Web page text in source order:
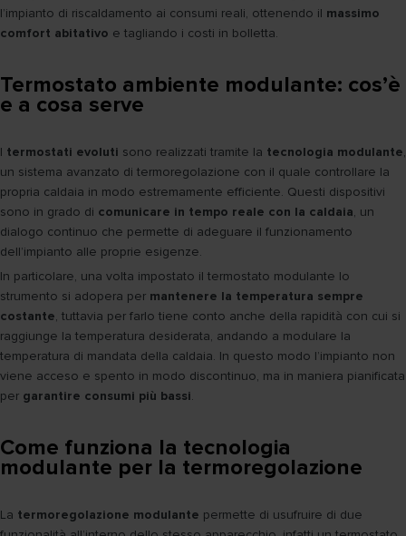
l’impianto di riscaldamento ai consumi reali, ottenendo il massimo
comfort abitativo e tagliando i costi in bolletta.
Termostato ambiente modulante: cos’è
e a cosa serve
I termostati evoluti sono realizzati tramite la tecnologia modulante,
un sistema avanzato di termoregolazione con il quale controllare la
propria caldaia in modo estremamente efficiente. Questi dispositivi
sono in grado di comunicare in tempo reale con la caldaia, un
dialogo continuo che permette di adeguare il funzionamento
dell’impianto alle proprie esigenze.
In particolare, una volta impostato il termostato modulante lo
strumento si adopera per mantenere la temperatura sempre
costante, tuttavia per farlo tiene conto anche della rapidità con cui si
raggiunge la temperatura desiderata, andando a modulare la
temperatura di mandata della caldaia. In questo modo l’impianto non
viene acceso e spento in modo discontinuo, ma in maniera pianificata
per garantire consumi più bassi.
Come funziona la tecnologia
modulante per la termoregolazione
La termoregolazione modulante permette di usufruire di due